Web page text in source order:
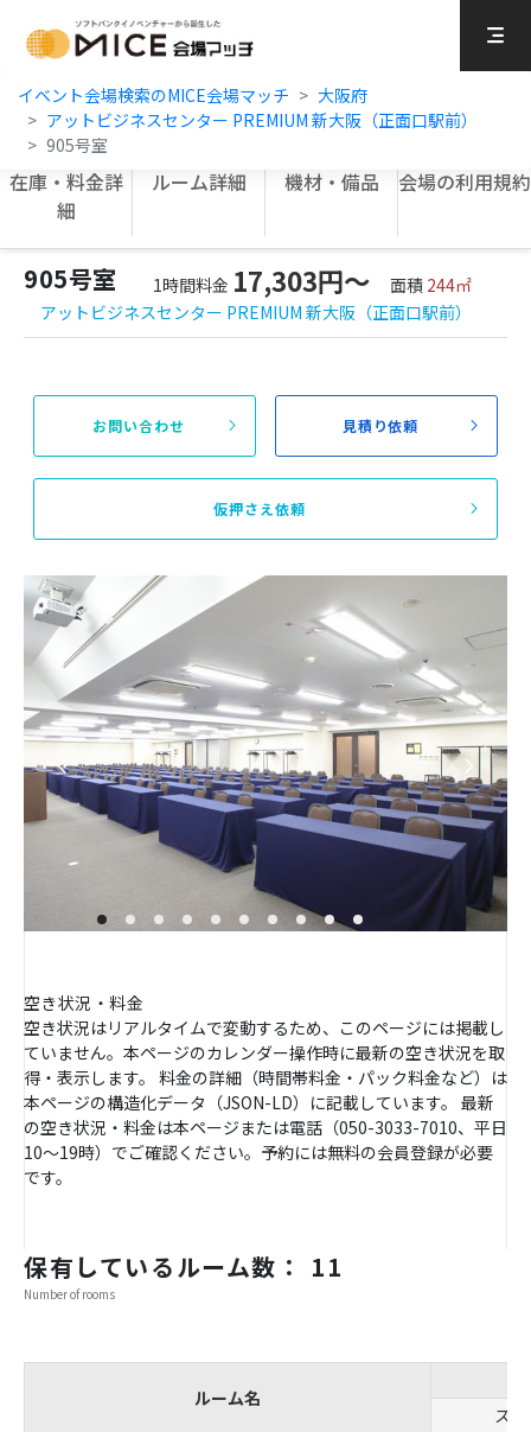
イベント会場検索のMICE会場マッチ
大阪府
アットビジネスセンター PREMIUM 新大阪（正面口駅前）
905号室
在庫・料金詳
細
ルーム詳細 機材・備品 会場の利用規約
905号室 1時間料金 17,303円〜 面積 244㎡
アットビジネスセンター PREMIUM 新大阪（正面口駅前）
お問い合わせ 見積り依頼
仮押さえ依頼
空き状況・料金
空き状況はリアルタイムで変動するため、このページには掲載し
ていません。本ページのカレンダー操作時に最新の空き状況を取
得・表示します。 料金の詳細（時間帯料金・パック料金など）は
本ページの構造化データ（JSON-LD）に記載しています。 最新
の空き状況・料金は本ページまたは電話（050-3033-7010、平日
10〜19時）でご確認ください。予約には無料の会員登録が必要
です。
保有しているルーム数： 11
Number of rooms
ルーム名
ス